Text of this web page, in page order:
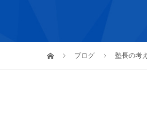
ブログ 塾長の考え